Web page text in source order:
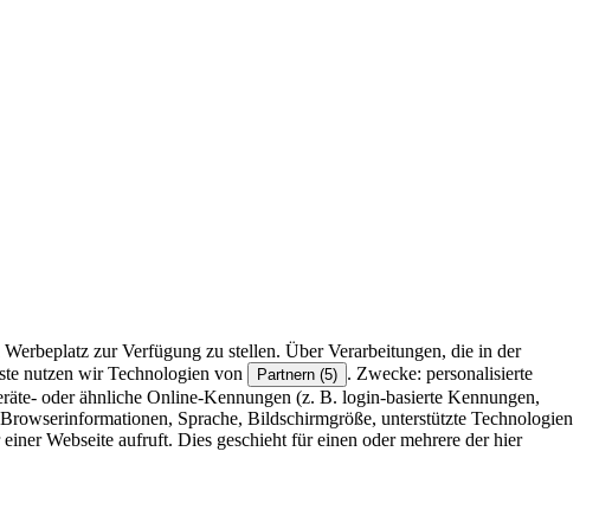
zur Verfügung zu stellen. Über Verarbeitungen, die in der
nutzen wir Technologien von Partnern (5) . Zwecke: personalisierte
oder ähnliche Online-Kennungen (z. B. login-basierte Kennungen,
Sprache, Bildschirmgröße, unterstützte Technologien
Webseite aufruft. Dies geschieht für einen oder mehrere der hier